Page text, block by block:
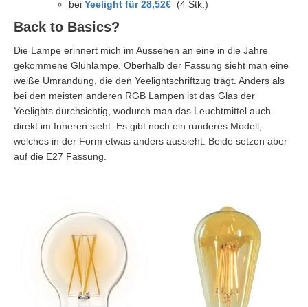
bei Yeelight für 28,52€ (4 Stk.)
Back to Basics?
Die Lampe erinnert mich im Aussehen an eine in die Jahre
gekommene Glühlampe. Oberhalb der Fassung sieht man eine
weiße Umrandung, die den Yeelightschriftzug trägt. Anders als
bei den meisten anderen RGB Lampen ist das Glas der
Yeelights durchsichtig, wodurch man das Leuchtmittel auch
direkt im Inneren sieht. Es gibt noch ein runderes Modell,
welches in der Form etwas anders aussieht. Beide setzen aber
auf die E27 Fassung.